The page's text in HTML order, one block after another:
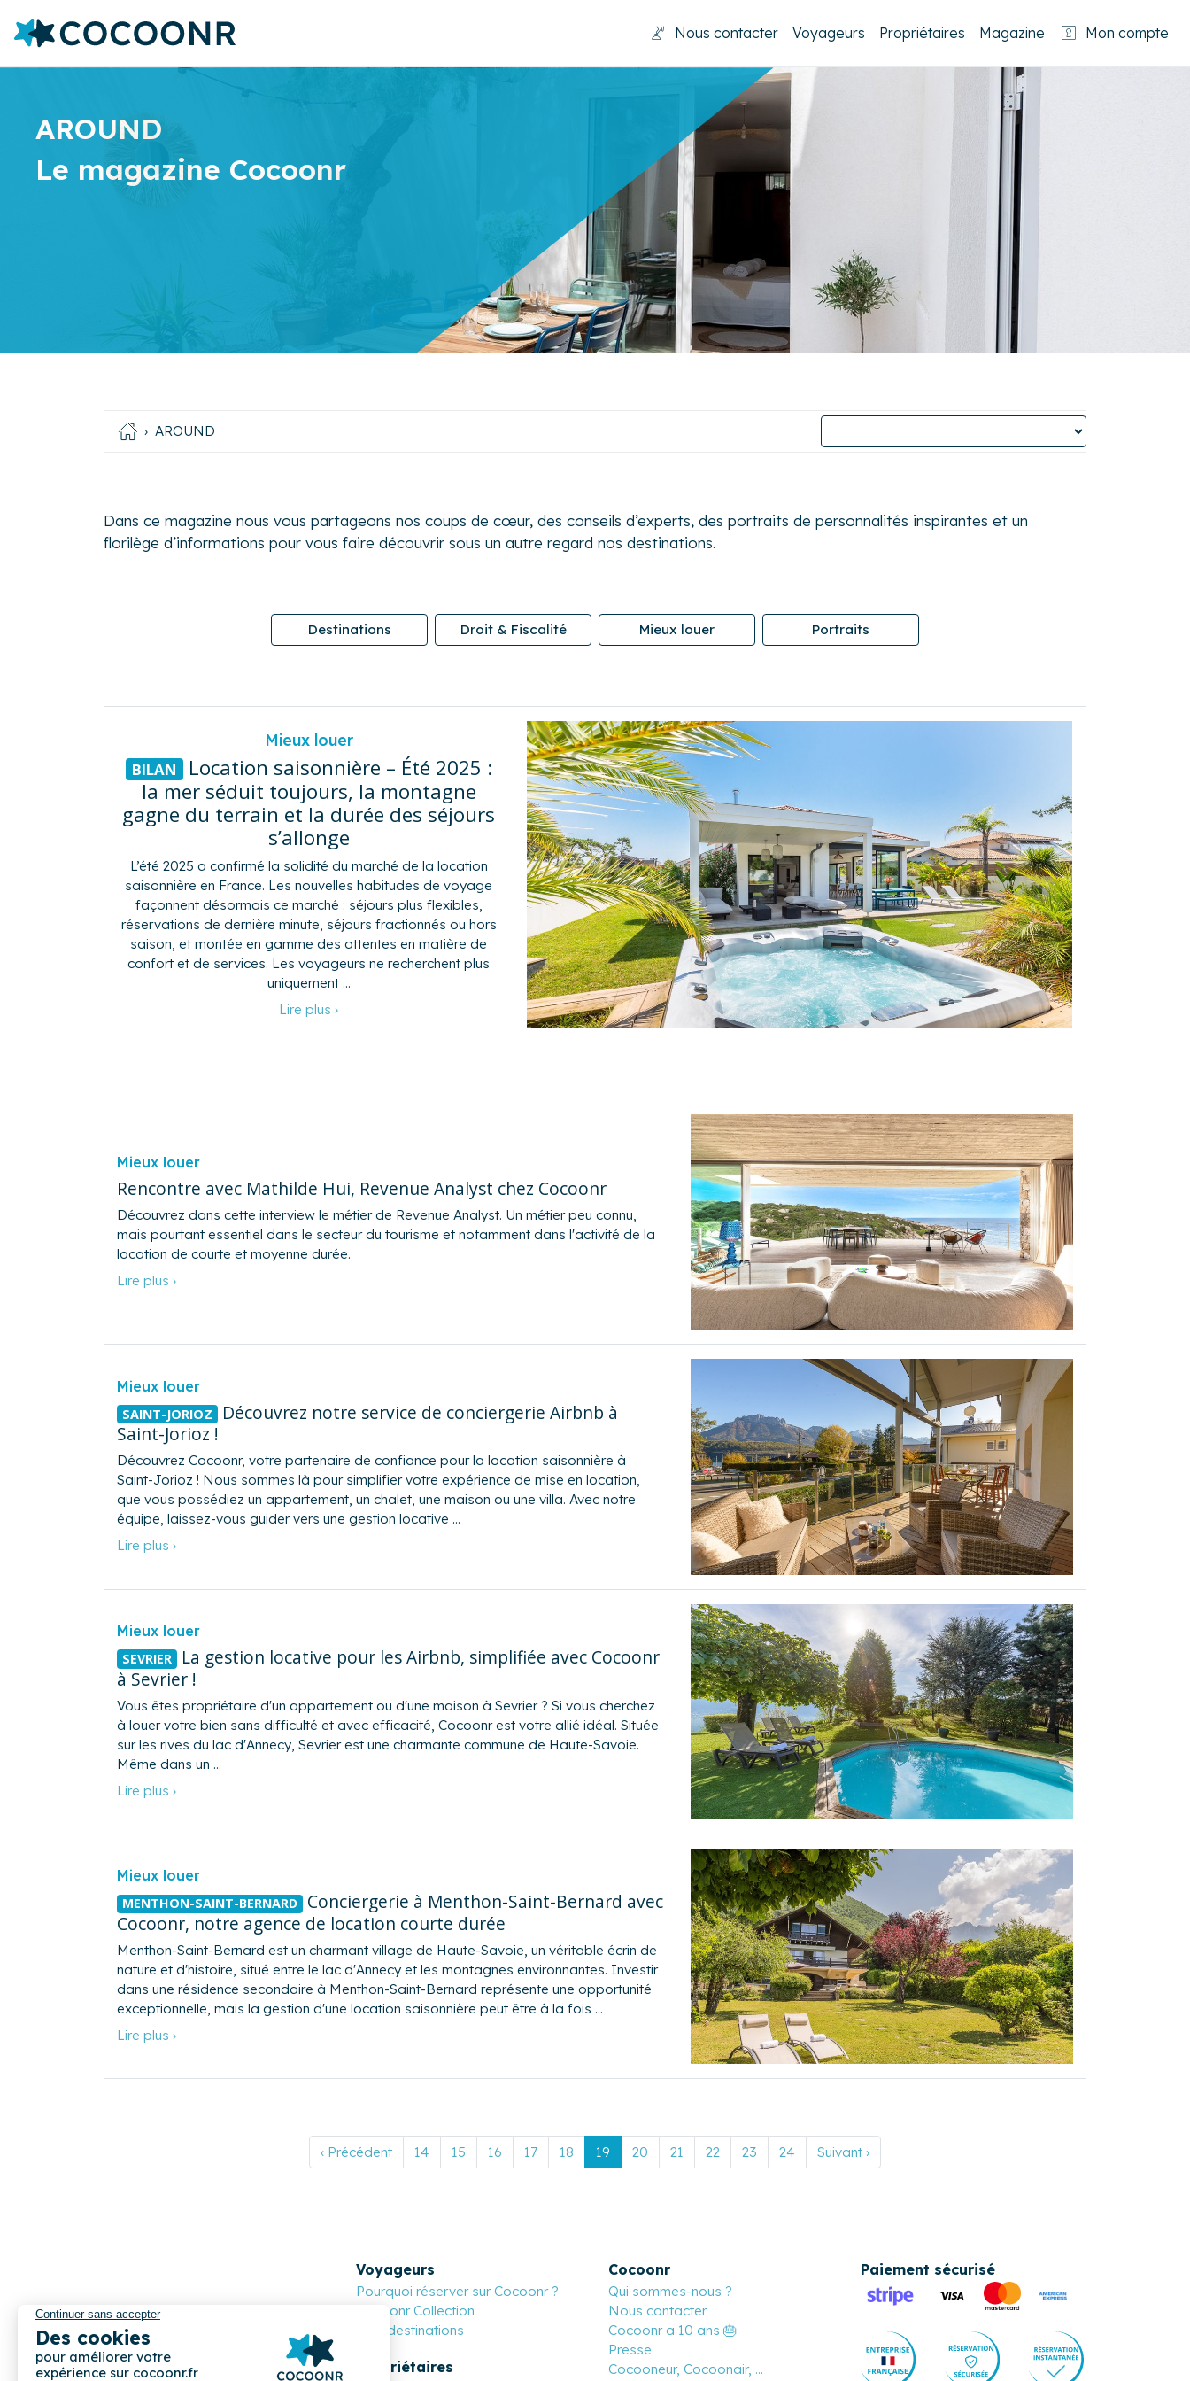
Nous contacter Voyageurs Propriétaires Magazine Mon compte
AROUND
Le magazine Cocoonr
AROUND
Dans ce magazine nous vous partageons nos coups de cœur, des conseils d’experts, des portraits de personnalités inspirantes et un
florilège d’informations pour vous faire découvrir sous un autre regard nos destinations.
Destinations Droit & Fiscalité Mieux louer Portraits
Mieux louer
BILAN Location saisonnière – Été 2025 :
la mer séduit toujours, la montagne
gagne du terrain et la durée des séjours
s’allonge
L’été 2025 a confirmé la solidité du marché de la location
saisonnière en France. Les nouvelles habitudes de voyage
façonnent désormais ce marché : séjours plus flexibles,
réservations de dernière minute, séjours fractionnés ou hors
saison, et montée en gamme des attentes en matière de
confort et de services. Les voyageurs ne recherchent plus
uniquement …
Lire plus ›
Mieux louer
Rencontre avec Mathilde Hui, Revenue Analyst chez Cocoonr
Découvrez dans cette interview le métier de Revenue Analyst. Un métier peu connu,
mais pourtant essentiel dans le secteur du tourisme et notamment dans l'activité de la
location de courte et moyenne durée.
Lire plus ›
Mieux louer
SAINT-JORIOZ Découvrez notre service de conciergerie Airbnb à
Saint-Jorioz !
Découvrez Cocoonr, votre partenaire de confiance pour la location saisonnière à
Saint-Jorioz ! Nous sommes là pour simplifier votre expérience de mise en location,
que vous possédiez un appartement, un chalet, une maison ou une villa. Avec notre
équipe, laissez-vous guider vers une gestion locative …
Lire plus ›
Mieux louer
SEVRIER La gestion locative pour les Airbnb, simplifiée avec Cocoonr
à Sevrier !
Vous êtes propriétaire d'un appartement ou d'une maison à Sevrier ? Si vous cherchez
à louer votre bien sans difficulté et avec efficacité, Cocoonr est votre allié idéal. Située
sur les rives du lac d'Annecy, Sevrier est une charmante commune de Haute-Savoie.
Même dans un …
Lire plus ›
Mieux louer
MENTHON-SAINT-BERNARD Conciergerie à Menthon-Saint-Bernard avec
Cocoonr, notre agence de location courte durée
Menthon-Saint-Bernard est un charmant village de Haute-Savoie, un véritable écrin de
nature et d'histoire, situé entre le lac d'Annecy et les montagnes environnantes. Investir
dans une résidence secondaire à Menthon-Saint-Bernard représente une opportunité
exceptionnelle, mais la gestion d'une location saisonnière peut être à la fois …
Lire plus ›
‹ Précédent 14 15 16 17 18 19 20 21 22 23 24 Suivant ›
Voyageurs
Pourquoi réserver sur Cocoonr ?
Cocoonr Collection
Nos destinations
Propriétaires
Cocoonr
Qui sommes-nous ?
Nous contacter
Cocoonr a 10 ans 🎂
Presse
Cocooneur, Cocoonair, ...
Paiement sécurisé